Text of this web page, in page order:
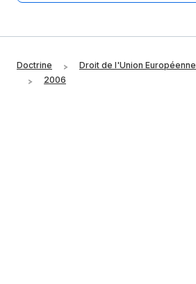
Doctrine Droit de l'Union Européenne
2006